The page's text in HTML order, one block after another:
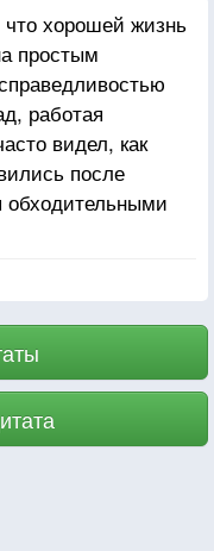
хорошей жизнь
простым
работая
видел, как
после
обходительными
нибудь
бензоколонками,
своей мечтой,
удовольствия